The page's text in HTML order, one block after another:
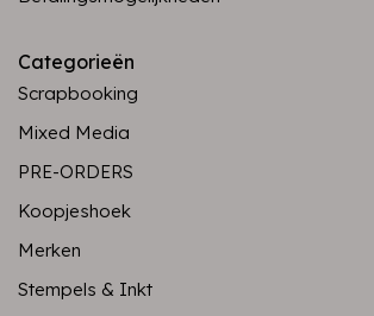
Categorieën
Scrapbooking
Mixed Media
PRE-ORDERS
Koopjeshoek
Merken
Stempels & Inkt